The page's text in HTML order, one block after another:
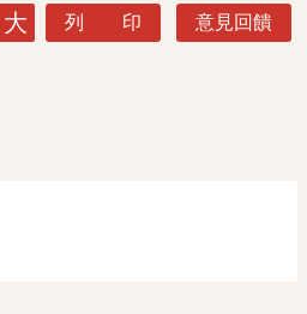
大 列 印 意見回饋